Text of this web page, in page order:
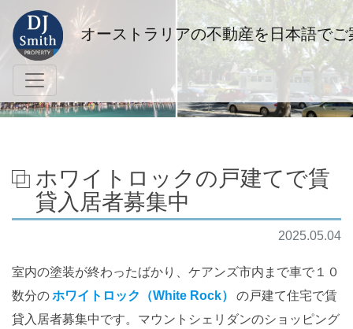
オーストラリアの不動産を日本語でご
ホワイトロックの戸建てで賃
貸入居者募集中
2025.05.04
室内の塗装が終わったばかり、ケアンズ市内まで車で１０
数分のホワイトロック（White Rock）
の戸建て住宅で賃
貸入居者募集中です。マウントシェリダンのショッピング